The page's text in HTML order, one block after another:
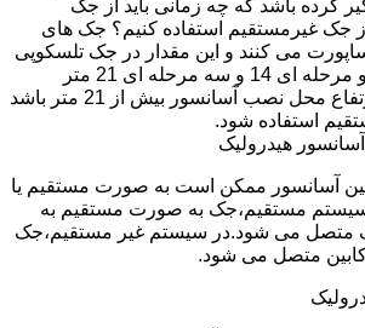
کرده باشد که چه زمانی باید از جک
جک غیرمستقیم استفاده کنیم؟ جک های
21 متر را ساپورت می کنند و این مقدار در جک تلسکوپی
تک مرحله ای 7 متر،دو مرحله ای 14 و سه مرحله ای 21 متر
است.در صورتی که ارتفاع محل نصب آسانسور بیش از 21 متر باشد
استفاده شود.
هیدرولیک
آسانسور ممکن است به صورت مستقیم یا
سیستم مستقیم،جک به صورت مستقیم به
متصل می شود.در سیستم غیر مستقیم،جک
متصل می شود.